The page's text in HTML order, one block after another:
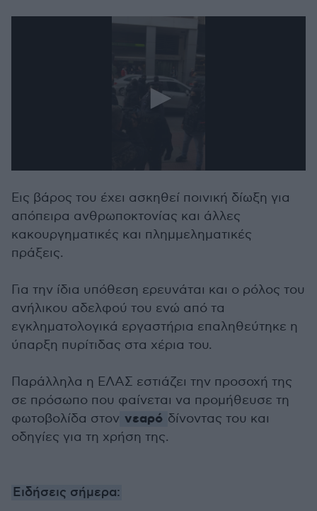
Εις βάρος του έχει ασκηθεί ποινική δίωξη για
απόπειρα ανθρωποκτονίας και άλλες
κακουργηματικές και πλημμεληματικές
πράξεις.
Για την ίδια υπόθεση ερευνάται και ο ρόλος του
ανήλικου αδελφού του ενώ από τα
εγκληματολογικά εργαστήρια επαληθεύτηκε η
ύπαρξη πυρίτιδας στα χέρια του.
Παράλληλα η ΕΛΑΣ εστιάζει την προσοχή της
σε πρόσωπο που φαίνεται να προμήθευσε τη
φωτοβολίδα στον νεαρό δίνοντας του και
οδηγίες για τη χρήση της.
Ειδήσεις σήμερα: